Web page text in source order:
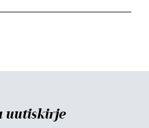
uutiskirje